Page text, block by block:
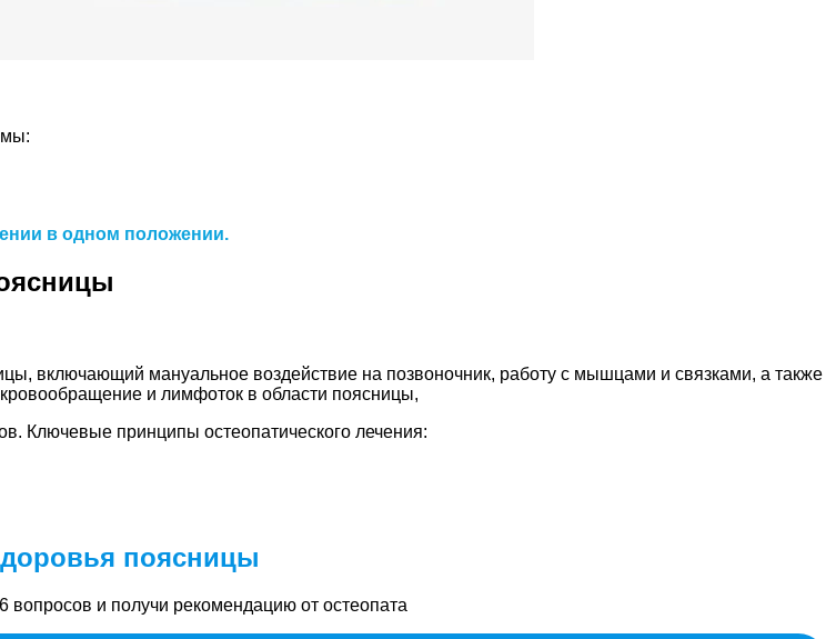
в одном положении.
включающий мануальное воздействие на позвоночник, работу с мышцами и связками, а также
и лимфоток в области поясницы,
Ключевые принципы остеопатического лечения:
поясницы
вопросов и получи рекомендацию от остеопата